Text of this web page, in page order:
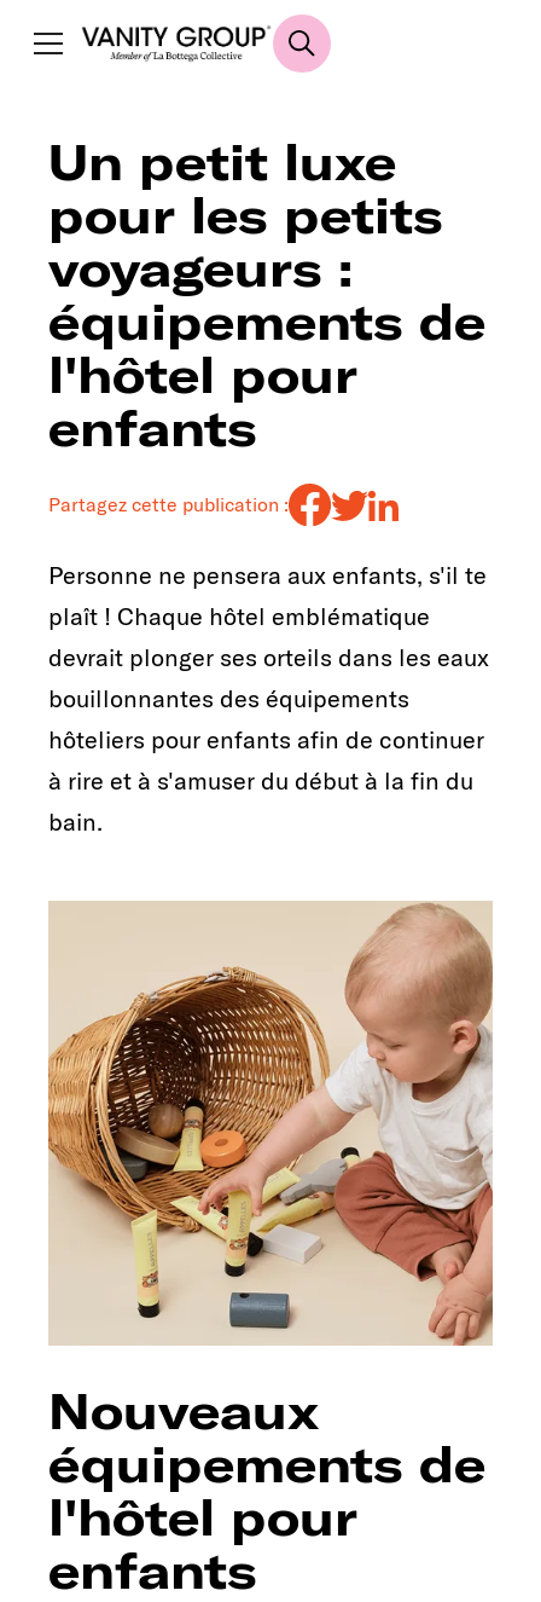
Un petit luxe
pour les petits
voyageurs :
équipements de
l'hôtel pour
enfants
Partagez cette publication :
Personne ne pensera aux enfants, s'il te
plaît ! Chaque hôtel emblématique
devrait plonger ses orteils dans les eaux
bouillonnantes des équipements
hôteliers pour enfants afin de continuer
à rire et à s'amuser du début à la fin du
bain.
Nouveaux
équipements de
l'hôtel pour
enfants